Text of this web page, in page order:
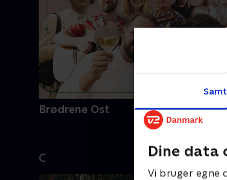
Dine data
Vi bruger egne
Brødrene Ost
C